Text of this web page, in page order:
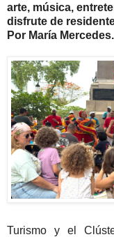
arte, música,
disfrute de
Por María Mercedes.
Turismo y el